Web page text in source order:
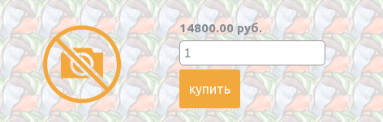
14800.00 руб.